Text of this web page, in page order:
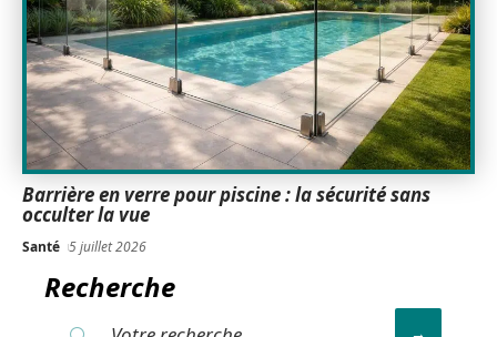
Barrière en verre pour piscine : la sécurité sans
occulter la vue
Santé 5 juillet 2026
Recherche